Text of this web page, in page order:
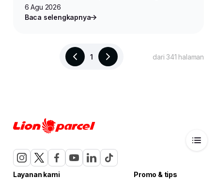
Produk untuk Jualan Online
6 Agu 2026
Baca selengkapnya
1 dari 341 halaman
Layanan kami Promo & tips